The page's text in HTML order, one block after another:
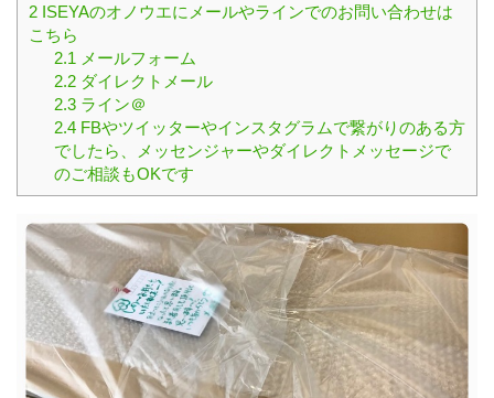
2 ISEYAのオノウエにメールやラインでのお問い合わせは
こちら
2.1 メールフォーム
2.2ダイレクトメール
2.3ライン＠
2.4FBやツイッターやインスタグラムで繋がりのある方
でしたら、メッセンジャーやダイレクトメッセージで
のご相談もOKです